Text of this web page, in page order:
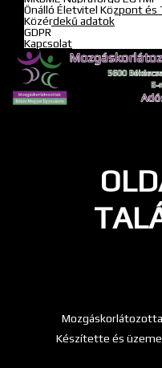
Önálló Életvitel Központ és
Közérdekű adatok
GDPR
Kapcsolat
Készítette és